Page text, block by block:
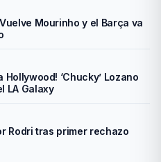
Mourinho y el Barça va
Hollywood! ‘Chucky’ Lozano
LA Galaxy
Rodri tras primer rechazo